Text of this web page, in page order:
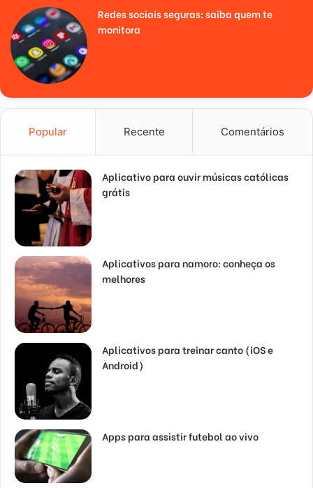
Redes sociais seguras: saiba quem te
monitora
Popular Recente Comentários
Aplicativo para ouvir músicas católicas
grátis
Aplicativos para namoro: conheça os
melhores
Aplicativos para treinar canto (iOS e
Android)
Apps para assistir futebol ao vivo